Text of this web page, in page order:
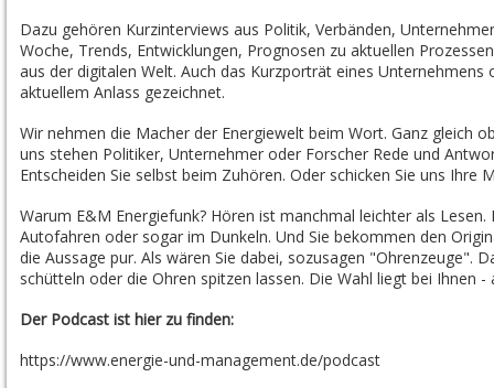
Dazu gehören Kurzinterviews aus Politik, Verbänden,
Woche, Trends, Entwicklungen, Prognosen zu aktuellen
aus der digitalen Welt. Auch das Kurzporträt eines
aktuellem Anlass gezeichnet.
Wir nehmen die Macher der Energiewelt beim Wort. Ganz gleich
uns stehen Politiker, Unternehmer oder Forscher Rede und
Entscheiden Sie selbst beim Zuhören. Oder schicken Sie uns Ihre
Warum E&M Energiefunk? Hören ist manchmal leichter als
Autofahren oder sogar im Dunkeln. Und Sie bekommen den
die Aussage pur. Als wären Sie dabei, sozusagen "Ohrenzeuge".
schütteln oder die Ohren spitzen lassen. Die Wahl liegt bei Ihnen -
Der Podcast ist hier zu finden:
https://www.energie-und-management.de/podcast